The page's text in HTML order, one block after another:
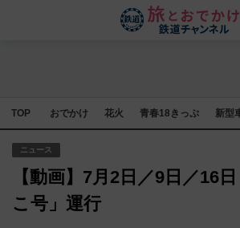
TOP おでかけ 花火 青春18きっぷ 新型
ニュース
【動画】7月2日／9日／16
こ号」運行